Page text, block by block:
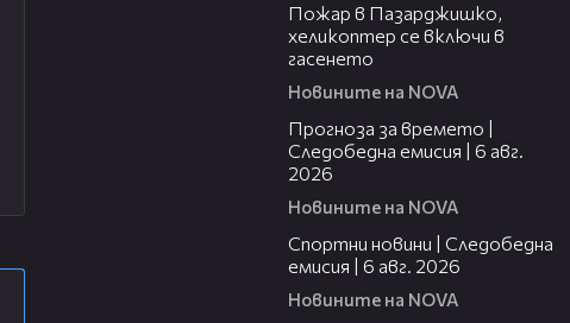
Пожар в Пазарджишко,
хеликоптер се включи в
гасенето
Новините на NOVA
Прогноза за времето |
Следобедна емисия | 6 авг.
2026
Новините на NOVA
Спортни новини | Следобедна
емисия | 6 авг. 2026
Новините на NOVA